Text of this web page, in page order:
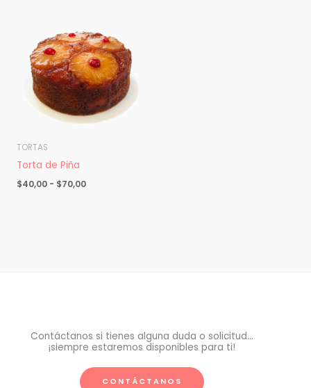
TORTAS
Torta de Piña
$40,00 - $70,00
precios:
desde
$40,00
hasta
$70,00
Contáctanos si tienes alguna duda o solicitud...
¡siempre estaremos disponibles para ti!
CONTÁCTANOS